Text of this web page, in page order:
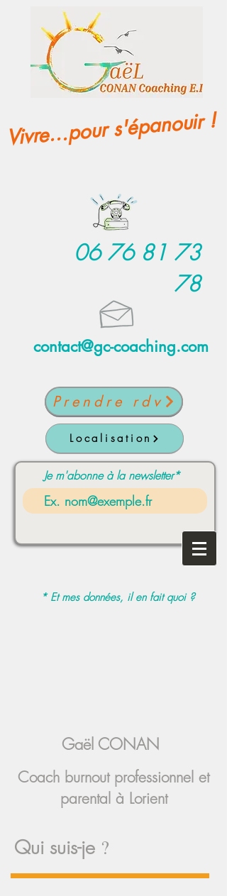
Vivre...pour s'épanouir !
06 76 81 73
78
contact@gc-coaching.com
Prendre rdv
Localisation
Je m'abonne à la newsletter*
* Et mes données, il en fait quoi ?
Gaël CONAN
Coach burnout professionnel et
parental à Lorient
Qui suis-je ?